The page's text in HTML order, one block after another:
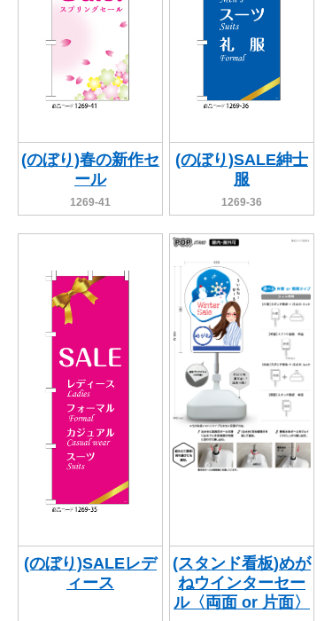
(のぼり)春の新作セ
ール
1269-41
(のぼり)SALE紳士
服
1269-36
(のぼり)SALEレデ
ィース
(スタンド看板)めが
ねウインターセー
ル〈両面 or 片面〉